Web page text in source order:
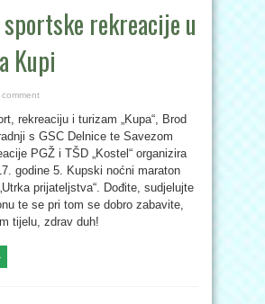
rekreacije u
Kupi
rekreaciju i turizam „Kupa“, Brod
s GSC Delnice te Savezom
PGŽ i TŠD „Kostel“ organizira
godine 5. Kupski noćni maraton
prijateljstva“. Dođite, sudjelujte
te se pri tom se dobro zabavite,
tijelu, zdrav duh!